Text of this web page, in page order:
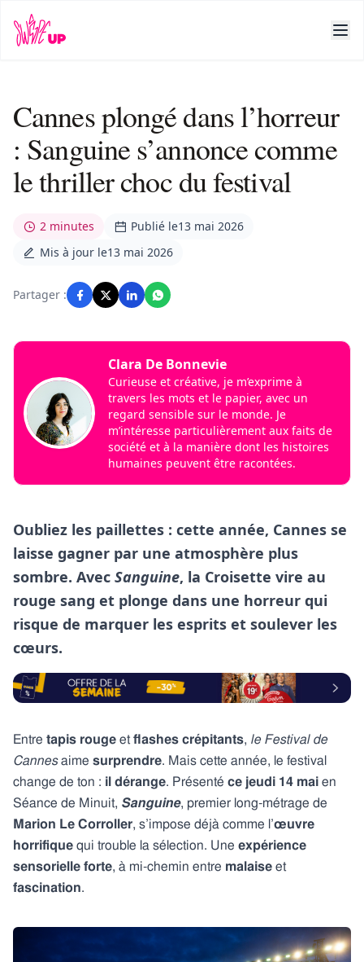
Cannes plongé dans l’horreur
: Sanguine s’annonce comme
le thriller choc du festival
2 minutes Publié le13 mai 2026
Mis à jour le13 mai 2026
Partager :
Clara De Bonnevie
Curieuse et créative, je m’exprime à
travers les mots et le papier, avec un
regard sensible sur le monde. Je
m’intéresse particulièrement aux faits de
société et à la manière dont les histoires
humaines peuvent être racontées.
Oubliez les paillettes : cette année, Cannes se
laisse gagner par une atmosphère plus
sombre. Avec Sanguine, la Croisette vire au
rouge sang et plonge dans une horreur qui
risque de marquer les esprits et soulever les
cœurs.
Entre tapis rouge etflashes crépitants, le Festival de
Cannesaime surprendre. Mais cette année, le festival
change de ton : il dérange. Présenté ce jeudi 14 mai en
Séance de Minuit, Sanguine, premier long-métrage de
Marion Le Corroller, s’impose déjà comme l’œuvre
horrifique qui trouble la sélection. Une expérience
sensorielle forte, à mi-chemin entre malaise et
fascination.